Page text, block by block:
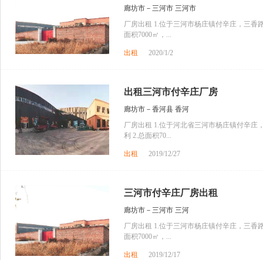
廊坊市－三河市 三河市
厂房出租 1.位于三河市杨庄镇付辛庄，三香
面积7000㎡，...
出租 2020/1/2
出租三河市付辛庄厂房
廊坊市－香河县 香河
厂房出租 1.位于河北省三河市杨庄镇付辛庄
利 2.总面积70...
出租 2019/12/27
三河市付辛庄厂房出租
廊坊市－三河市 三河
厂房出租 1.位于三河市杨庄镇付辛庄，三香
面积7000㎡，...
出租 2019/12/17